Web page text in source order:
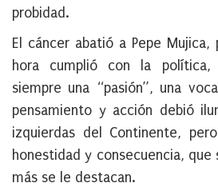
probidad.
El cáncer abatió a Pepe
hora cumplió con la
siempre una “pasión”, una
pensamiento y acción debió
izquierdas del Continente,
honestidad y consecuencia,
más se le destacan.